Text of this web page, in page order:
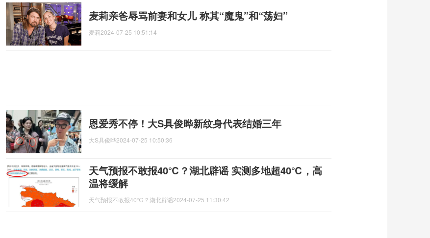
麦莉亲爸辱骂前妻和女儿 称其“魔鬼”和“荡妇”
麦莉2024-07-25 10:51:14
恩爱秀不停！大S具俊晔新纹身代表结婚三年
大S具俊晔2024-07-25 10:50:36
天气预报不敢报40℃？湖北辟谣 实测多地超40℃，高
温将缓解
天气预报不敢报40℃？湖北辟谣2024-07-25 11:30:42